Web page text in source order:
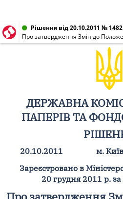
Рішення від 20.10.2011 № 1482